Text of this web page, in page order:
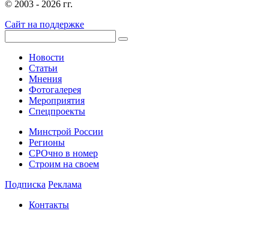
© 2003 - 2026 гг.
Сайт на поддержке
Новости
Статьи
Мнения
Фотогалерея
Мероприятия
Спецпроекты
Минстрой России
Регионы
СРОчно в номер
Строим на своем
Подписка Реклама
Контакты